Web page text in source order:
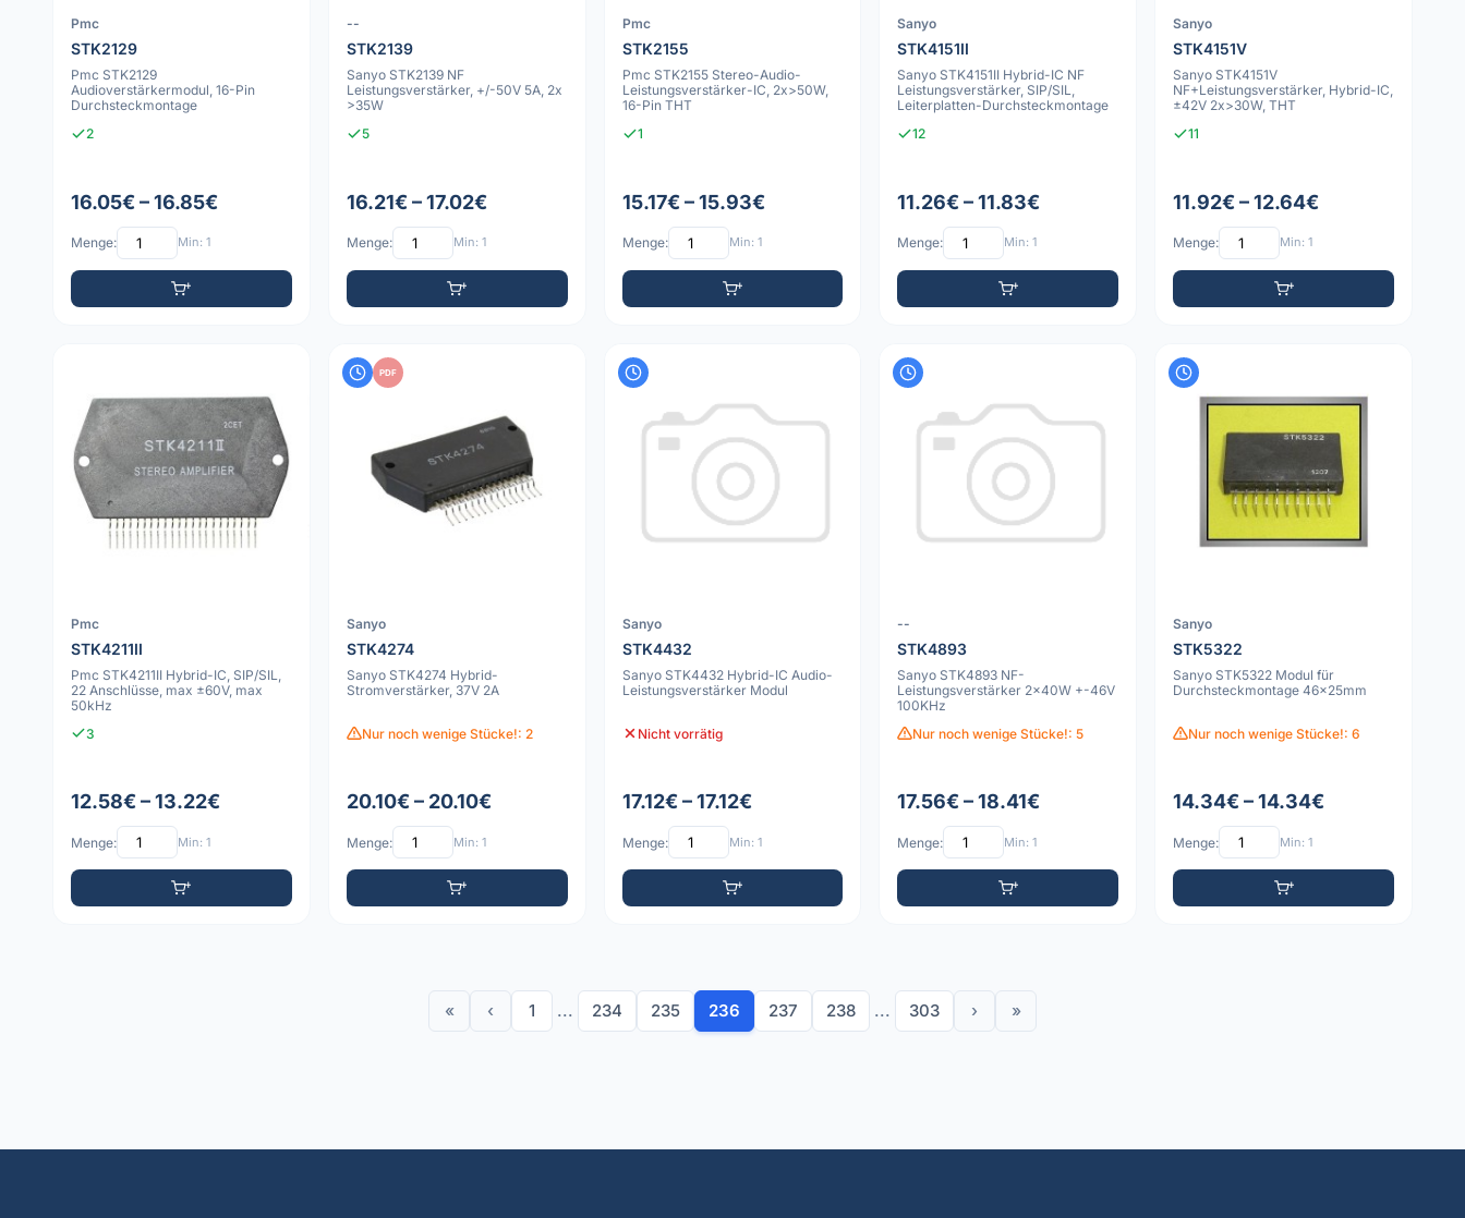
Pmc
STK2129
Pmc STK2129
Audioverstärkermodul, 16-Pin
Durchsteckmontage
2
16.05€ – 16.85€
Menge: Min: 1
--
STK2139
Sanyo STK2139 NF
Leistungsverstärker, +/-50V 5A, 2x
>35W
5
16.21€ – 17.02€
Menge: Min: 1
Pmc
STK2155
Pmc STK2155 Stereo-Audio-
Leistungsverstärker-IC, 2x>50W,
16-Pin THT
1
15.17€ – 15.93€
Menge: Min: 1
Sanyo
STK4151II
Sanyo STK4151II Hybrid-IC NF
Leistungsverstärker, SIP/SIL,
Leiterplatten-Durchsteckmontage
12
11.26€ – 11.83€
Menge: Min: 1
Sanyo
STK4151V
Sanyo STK4151V
NF+Leistungsverstärker, Hybrid-IC,
±42V 2x>30W, THT
11
11.92€ – 12.64€
Menge: Min: 1
Pmc
STK4211II
Pmc STK4211II Hybrid-IC, SIP/SIL,
22 Anschlüsse, max ±60V, max
50kHz
3
12.58€ – 13.22€
Menge: Min: 1
PDF
Sanyo
STK4274
Sanyo STK4274 Hybrid-
Stromverstärker, 37V 2A
Nur noch wenige Stücke!: 2
20.10€ – 20.10€
Menge: Min: 1
Sanyo
STK4432
Sanyo STK4432 Hybrid-IC Audio-
Leistungsverstärker Modul
Nicht vorrätig
17.12€ – 17.12€
Menge: Min: 1
--
STK4893
Sanyo STK4893 NF-
Leistungsverstärker 2x40W +-46V
100KHz
Nur noch wenige Stücke!: 5
17.56€ – 18.41€
Menge: Min: 1
Sanyo
STK5322
Sanyo STK5322 Modul für
Durchsteckmontage 46x25mm
Nur noch wenige Stücke!: 6
14.34€ – 14.34€
Menge: Min: 1
« ‹ 1 ... 234 235 236 237 238 ... 303 › »